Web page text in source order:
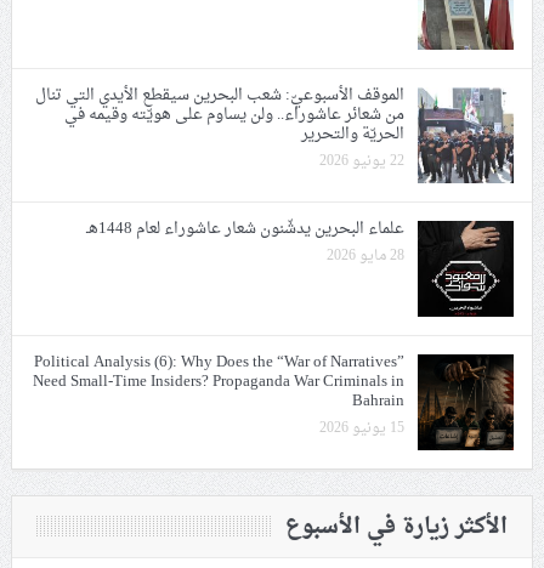
الموقف الأسبوعيّ: شعب البحرين سيقطع الأيدي التي تنال
من شعائر عاشوراء.. ولن يساوم على هويّته وقيمه في
الحريّة والتحرير
22 يونيو 2026
علماء البحرين يدشّنون شعار عاشوراء لعام 1448هـ
28 مايو 2026
Political Analysis (6): Why Does the “War of Narratives”
Need Small-Time Insiders? Propaganda War Criminals in
Bahrain
15 يونيو 2026
الأكثر زيارة في الأسبوع